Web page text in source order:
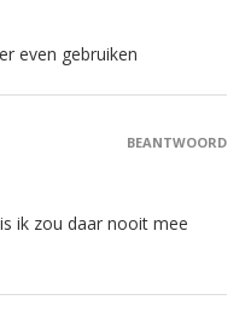
even gebruiken
ik zou daar nooit mee
BEANTWOORD